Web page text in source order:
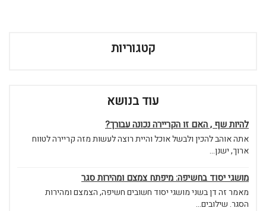
קטגוריות
עוד בנושא
להיות שף , האם זו הקריירה נכונה עבורך?
אתה אוהב להכין ולבשל אוכל והיית רוצה לעשות מזה קריירה לטווח
ארוך, ישנן...
מושגי יסוד בחשיפה: מיפתח צמצם ומהירות סגר
מאמר זה דן בשני מושגי יסוד חשובים חשיפה, הצמצם ומהירות
הסגר. שילובים...